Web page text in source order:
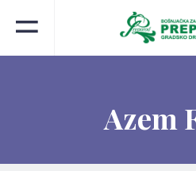
Azem